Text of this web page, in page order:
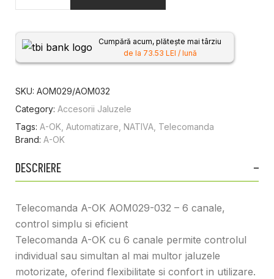
Cumpără acum, plătește mai târziu
de la 73.53 LEI / lună
SKU: AOM029/AOM032
Category: Accesorii Jaluzele
Tags: A-OK Automatizare NATIVA Telecomanda
Brand: A-OK
DESCRIERE
Telecomanda A-OK AOM029-032 – 6 canale,
control simplu si eficient
Telecomanda A-OK cu 6 canale permite controlul
individual sau simultan al mai multor jaluzele
motorizate, oferind flexibilitate si confort in utilizare.